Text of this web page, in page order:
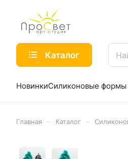
Каталог
НовинкиСиликоновые
Главная Каталог